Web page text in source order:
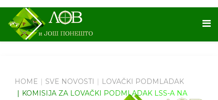
HOME SVE NOVOSTI
LOVAČKI PODMLADAK
KOMISIJA ZA LOVAČKI PODMLADAK LSS-A NA